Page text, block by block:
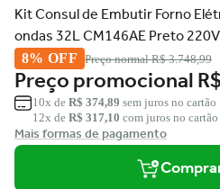
Kit Consul de Embutir Forno
ondas 32L CM146AE Preto 220V
8% OFF Preço normalR$ 3.748,99
Preço promocional
10x de R$ 374,89 sem juros no cartão
12x de R$ 317,10 com juros no cartão
Mais formas de pagamento